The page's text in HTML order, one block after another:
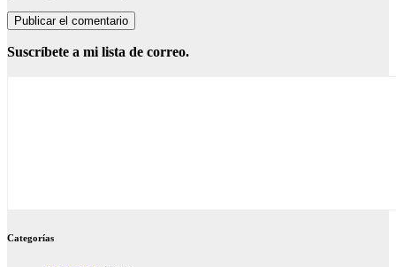
Suscríbete a mi lista de correo.
Categorías